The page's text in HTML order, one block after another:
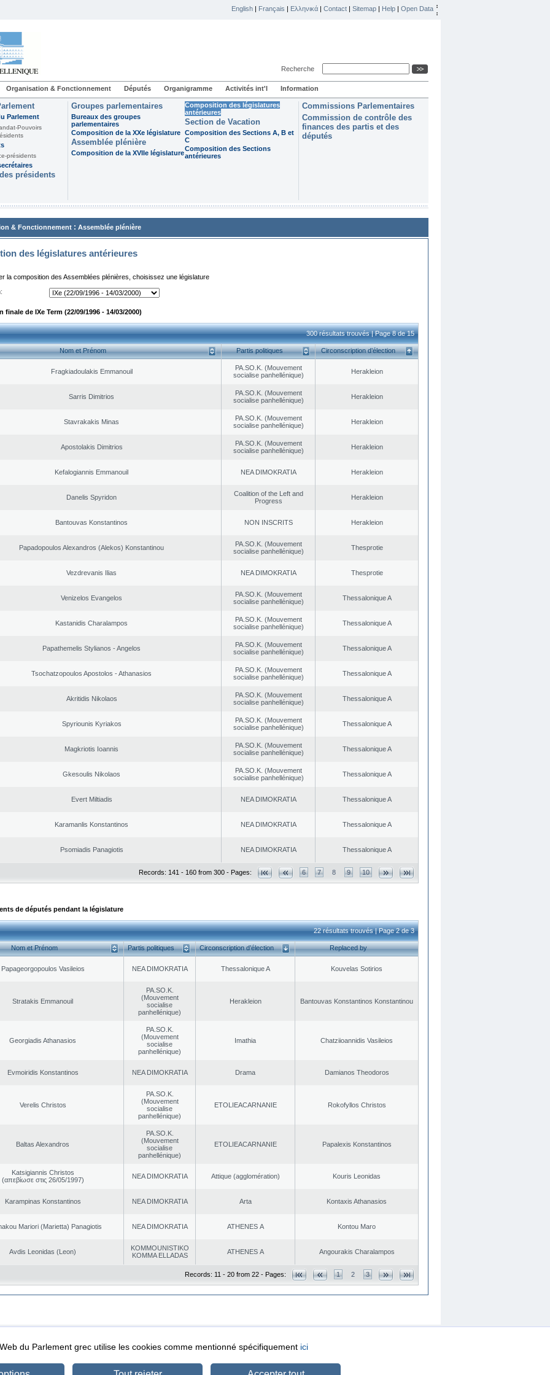
English | Français | Ελληνικά | Contact | Sitemap | Help | Open Data
Recherche
Organisation & Fonctionnement Députés Organigramme Activités int'l Information
Parlement
Pouvoirs
présidents
présidents
Groupes parlementaires
Bureaux des groupes
parlementaires
Composition de la XXe législature
Assemblée plénière
Composition de la XVIIe législature
Composition des législatures
antérieures
Section de Vacation
Composition des Sections A, B et
C
Composition des Sections
antérieures
Commissions Parlementaires
Commission de contrôle des
finances des partis et des
députés
& Fonctionnement : Assemblée plénière
des législatures antérieures
la composition des Assemblées plénières, choisissez une législature
finale de IXe Term (22/09/1996 - 14/03/2000)
300 résultats trouvés | Page 8 de 15
Nom et Prénom Partis politiques Circonscription d’élection
Fragkiadoulakis Emmanouil
PA.SO.K. (Mouvement
socialise panhellénique)
Herakleion
Sarris Dimitrios
PA.SO.K. (Mouvement
socialise panhellénique)
Herakleion
Stavrakakis Minas
PA.SO.K. (Mouvement
socialise panhellénique)
Herakleion
Apostolakis Dimitrios
PA.SO.K. (Mouvement
socialise panhellénique)
Herakleion
Kefalogiannis Emmanouil NEA DΙMOKRATIA Herakleion
Danelis Spyridon
Coalition of the Left and
Progress
Herakleion
Bantouvas Konstantinos NON INSCRITS Herakleion
Papadopoulos Alexandros (Alekos) Konstantinou
PA.SO.K. (Mouvement
socialise panhellénique)
Thesprotie
Vezdrevanis Ilias NEA DΙMOKRATIA Thesprotie
Venizelos Evangelos
PA.SO.K. (Mouvement
socialise panhellénique)
Thessalonique A
Kastanidis Charalampos
PA.SO.K. (Mouvement
socialise panhellénique)
Thessalonique A
Papathemelis Stylianos - Angelos
PA.SO.K. (Mouvement
socialise panhellénique)
Thessalonique A
Tsochatzopoulos Apostolos - Athanasios
PA.SO.K. (Mouvement
socialise panhellénique)
Thessalonique A
Akritidis Nikolaos
PA.SO.K. (Mouvement
socialise panhellénique)
Thessalonique A
Spyriounis Kyriakos
PA.SO.K. (Mouvement
socialise panhellénique)
Thessalonique A
Magkriotis Ioannis
PA.SO.K. (Mouvement
socialise panhellénique)
Thessalonique A
Gkesoulis Nikolaos
PA.SO.K. (Mouvement
socialise panhellénique)
Thessalonique A
Evert Miltiadis NEA DΙMOKRATIA Thessalonique A
Karamanlis Konstantinos NEA DΙMOKRATIA Thessalonique A
Psomiadis Panagiotis NEA DΙMOKRATIA Thessalonique A
Records: 141 - 160 from 300 - Pages: 6 7 8 9 10
de députés pendant la législature
22 résultats trouvés | Page 2 de 3
Nom et Prénom Partis politiques Circonscription d’élection Replaced by
Papageorgopoulos Vasileios NEA DΙMOKRATIA Thessalonique A Kouvelas Sotirios
Stratakis Emmanouil
PA.SO.K.
(Mouvement
socialise
panhellénique)
Herakleion Bantouvas Konstantinos Konstantinou
Georgiadis Athanasios
PA.SO.K.
(Mouvement
socialise
panhellénique)
Imathia Chatziioannidis Vasileios
Evmoiridis Konstantinos NEA DΙMOKRATIA Drama Damianos Theodoros
Verelis Christos
PA.SO.K.
(Mouvement
socialise
panhellénique)
EΤOLIEACARNANIE Rokofyllos Christos
Baltas Alexandros
PA.SO.K.
(Mouvement
socialise
panhellénique)
EΤOLIEACARNANIE Papalexis Konstantinos
Katsigiannis Christos
(απεβίωσε στις 26/05/1997)
NEA DΙMOKRATIA Αttique (agglomération) Kouris Leonidas
Karampinas Konstantinos NEA DΙMOKRATIA Arta Kontaxis Athanasios
Mariori (Marietta) Panagiotis NEA DΙMOKRATIA ATHENES Α Kontou Maro
Avdis Leonidas (Leon)
KOMMOUNISTIKO
KOMMA ELLADAS
ATHENES Α Angourakis Charalampos
Records: 11 - 20 from 22 - Pages: 1 2 3
Protection Security & Access
du Parlement grec utilise les cookies comme mentionné spécifiquement ici